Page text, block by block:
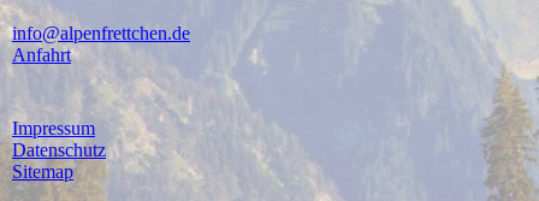
info@alpenfrettchen.de
Anfahrt
Impressum
Datenschutz
Sitemap